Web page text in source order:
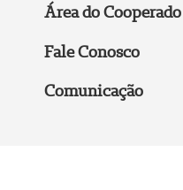
Área do Cooperado
Fale Conosco
Comunicação